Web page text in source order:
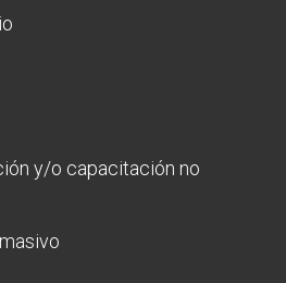
y/o capacitación no